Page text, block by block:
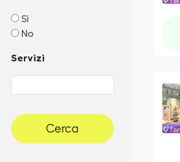
Sì
No
Servizi
Cerca